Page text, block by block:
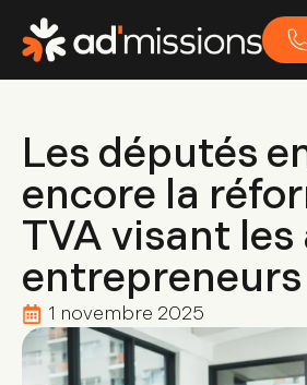
Les députés
encore la
TVA visant
entrepreneurs
1 novembre 2025